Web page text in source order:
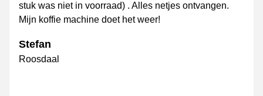
stuk was niet in voorraad) . Alles netjes ontvangen.
Mijn koffie machine doet het weer!
Stefan
Roosdaal